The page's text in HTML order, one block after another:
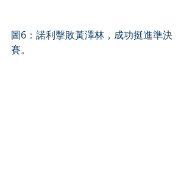
圖6：諾利擊敗黃澤林，成功挺進準決
賽。